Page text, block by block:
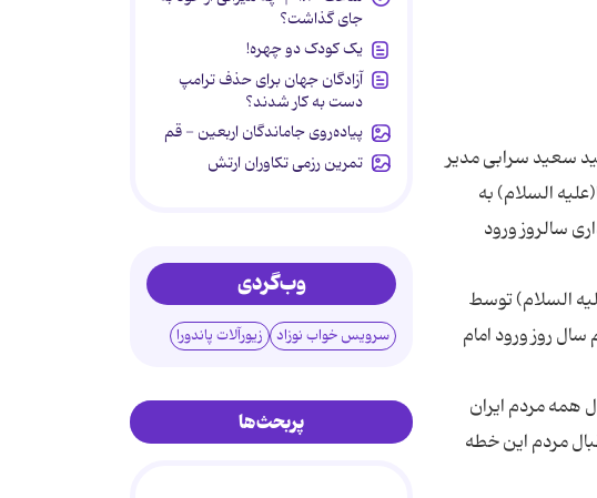
سعید سرابی مدیر
السلام) به
كه این نامگذاری سالروز ورود
السلام) توسط
روز ورود امام
همه مردم ایران
مردم این خطه
جای گذاشت؟
یک کودک دو چهره!
آزادگان جهان برای حذف ترامپ
دست به کار شدند؟
پیاده‌روی جاماندگان اربعین - قم
تمرین رزمی تکاوران ارتش
وب‌گردی
سرویس خواب نوزاد زیورآلات پاندورا
پربحث‌ها